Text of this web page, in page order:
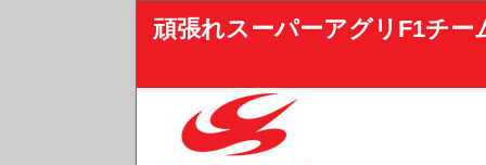
頑張れスーパーアグリF1チー